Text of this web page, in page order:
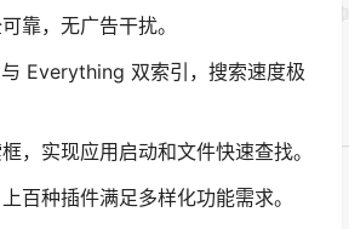
靠，无广告干扰。
Everything 双索引，搜索速度极
，实现应用启动和文件快速查找。
百种插件满足多样化功能需求。